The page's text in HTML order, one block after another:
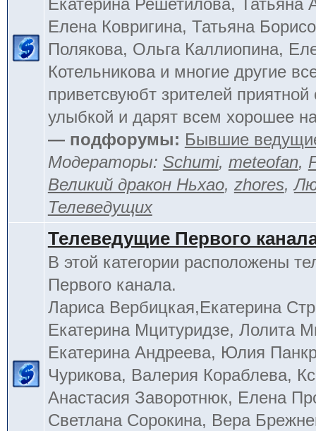
Екатерина Решетилова, Татьяна
Елена Ковригина, Татьяна
Полякова, Ольга Каллиопина,
Котельникова и многие другие
приветсвуюбт зрителей приятной
улыбкой и дарят всем хорошее
— подфорумы: Бывшие
Модераторы: Schumi, meteofan,
Великий дракон Ньхао, zhores,
Телеведущих
Телеведущие Первого
В этой категории расположены
Первого канала.
Лариса Вербицкая,Екатерина
Екатерина Мцитуридзе, Лолита
Екатерина Андреева, Юлия
Чурикова, Валерия Кораблева,
Анастасия Заворотнюк, Елена
Светлана Сорокина, Вера